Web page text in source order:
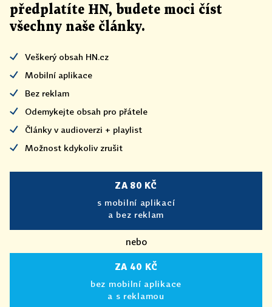
předplatíte HN, budete moci číst
všechny naše články.
Veškerý obsah HN.cz
Mobilní aplikace
Bez reklam
Odemykejte obsah pro přátele
Články v audioverzi + playlist
Možnost kdykoliv zrušit
ZA 80 KČ
s mobilní aplikací
a bez reklam
nebo
ZA 40 KČ
bez mobilní aplikace
a s reklamou